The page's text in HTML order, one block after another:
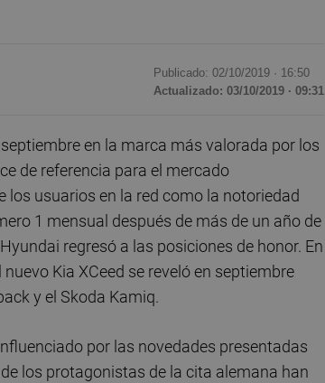
Publicado: 02/10/2019 · 16:50
Actualizado: 03/10/2019 · 09:31
en la marca más valorada por los
de referencia para el mercado
usuarios en la red como la notoriedad
1 mensual después de más de un año de
regresó a las posiciones de honor. En
Kia XCeed se reveló en septiembre
y el Skoda Kamiq.
por las novedades presentadas
los protagonistas de la cita alemana han